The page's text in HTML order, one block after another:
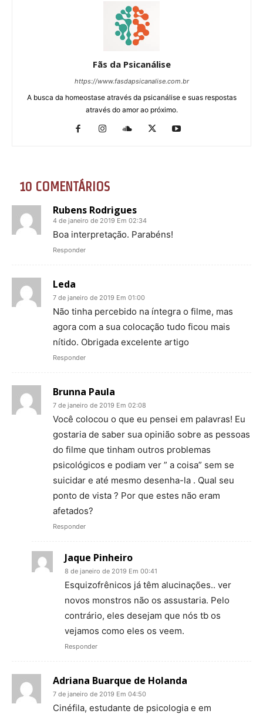
Fãs da Psicanálise
https://www.fasdapsicanalise.com.br
A busca da homeostase através da psicanálise e suas respostas
através do amor ao próximo.
10 COMENTÁRIOS
Rubens Rodrigues
4 de janeiro de 2019 Em 02:34
Boa interpretação. Parabéns!
Responder
Leda
7 de janeiro de 2019 Em 01:00
Não tinha percebido na íntegra o filme, mas
agora com a sua colocação tudo ficou mais
nítido. Obrigada excelente artigo
Responder
Brunna Paula
7 de janeiro de 2019 Em 02:08
Você colocou o que eu pensei em palavras! Eu
gostaria de saber sua opinião sobre as pessoas
do filme que tinham outros problemas
psicológicos e podiam ver ” a coisa” sem se
suicidar e até mesmo desenha-la . Qual seu
ponto de vista ? Por que estes não eram
afetados?
Responder
Jaque Pinheiro
8 de janeiro de 2019 Em 00:41
Esquizofrênicos já têm alucinações.. ver
novos monstros não os assustaria. Pelo
contrário, eles desejam que nós tb os
vejamos como eles os veem.
Responder
Adriana Buarque de Holanda
7 de janeiro de 2019 Em 04:50
Cinéfila, estudante de psicologia e em